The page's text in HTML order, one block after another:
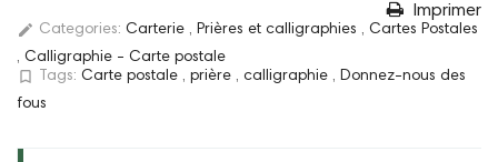
Imprimer
edit Categories: Carterie , Prières et calligraphies , Cartes Postales
, Calligraphie - Carte postale
bookmark_border Tags: Carte postale , prière , calligraphie , Donnez-nous des
fous